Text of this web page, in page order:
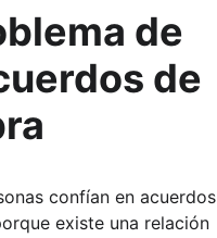
de
de
confían en acuerdos
existe una relación